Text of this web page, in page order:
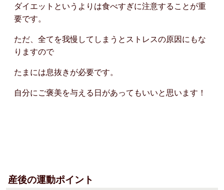
ダイエットというよりは食べすぎに注意することが重
要です。
ただ、全てを我慢してしまうとストレスの原因にもな
りますので
たまには息抜きが必要です。
自分にご褒美を与える日があってもいいと思います！
産後の運動ポイント